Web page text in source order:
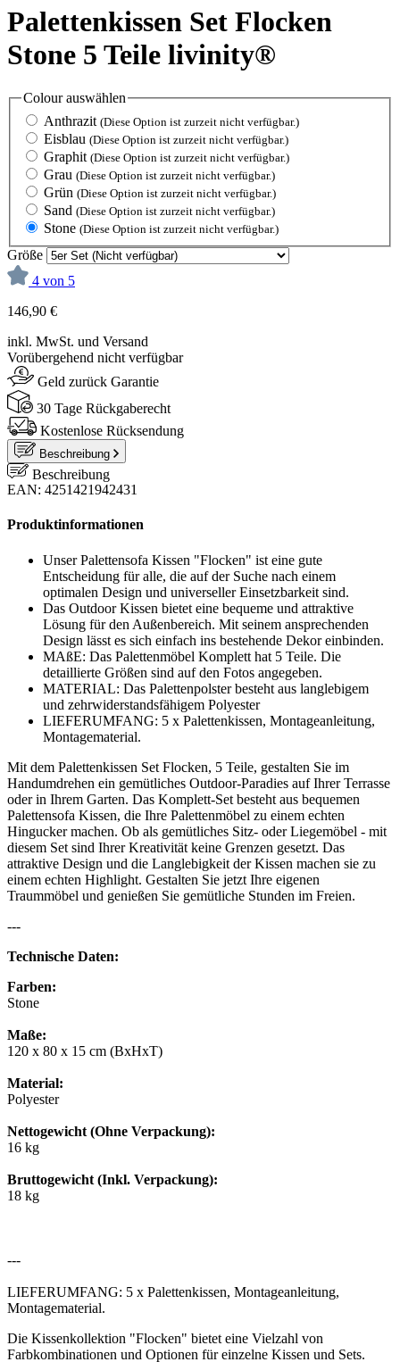
Palettenkissen Set Flocken
Stone 5 Teile livinity®
Colourauswählen
Anthrazit (Diese Option ist zurzeit nicht verfügbar.)
Eisblau (Diese Option ist zurzeit nicht verfügbar.)
Graphit (Diese Option ist zurzeit nicht verfügbar.)
Grau (Diese Option ist zurzeit nicht verfügbar.)
Grün (Diese Option ist zurzeit nicht verfügbar.)
Sand (Diese Option ist zurzeit nicht verfügbar.)
Stone (Diese Option ist zurzeit nicht verfügbar.)
Größe
4 von 5
146,90 €
inkl. MwSt. und Versand
Vorübergehend nicht verfügbar
Geld zurück Garantie
30 Tage Rückgaberecht
Kostenlose Rücksendung
Beschreibung
Beschreibung
EAN: 4251421942431
Produktinformationen
Unser Palettensofa Kissen "Flocken" ist eine gute
Entscheidung für alle, die auf der Suche nach einem
optimalen Design und universeller Einsetzbarkeit sind.
Das Outdoor Kissen bietet eine bequeme und attraktive
Lösung für den Außenbereich. Mit seinem ansprechenden
Design lässt es sich einfach ins bestehende Dekor einbinden.
MAßE: Das Palettenmöbel Komplett hat 5 Teile. Die
detaillierte Größen sind auf den Fotos angegeben.
MATERIAL: Das Palettenpolster besteht aus langlebigem
und zehrwiderstandsfähigem Polyester
LIEFERUMFANG: 5 x Palettenkissen, Montageanleitung,
Montagematerial.
Mit dem Palettenkissen Set Flocken, 5 Teile, gestalten Sie im
Handumdrehen ein gemütliches Outdoor-Paradies auf Ihrer Terrasse
oder in Ihrem Garten. Das Komplett-Set besteht aus bequemen
Palettensofa Kissen, die Ihre Palettenmöbel zu einem echten
Hingucker machen. Ob als gemütliches Sitz- oder Liegemöbel - mit
diesem Set sind Ihrer Kreativität keine Grenzen gesetzt. Das
attraktive Design und die Langlebigkeit der Kissen machen sie zu
einem echten Highlight. Gestalten Sie jetzt Ihre eigenen
Traummöbel und genießen Sie gemütliche Stunden im Freien.
---
Technische Daten:
Farben:
Stone
Maße:
120 x 80 x 15 cm (BxHxT)
Material:
Polyester
Nettogewicht (Ohne Verpackung):
16 kg
Bruttogewicht (Inkl. Verpackung):
18 kg
---
LIEFERUMFANG: 5 x Palettenkissen, Montageanleitung,
Montagematerial.
Die Kissenkollektion "Flocken" bietet eine Vielzahl von
Farbkombinationen und Optionen für einzelne Kissen und Sets.